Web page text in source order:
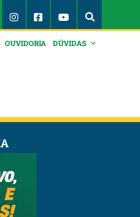
OUVIDORIA DÚVIDAS